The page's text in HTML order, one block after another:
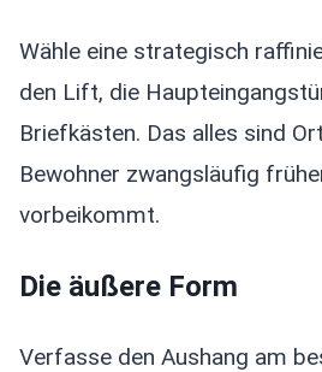
Wähle eine strategisch
den Lift, die
Briefkästen. Das alles sind
Bewohner zwangsläufig
vorbeikommt.
Die äußere Form
Verfasse den Aushang am